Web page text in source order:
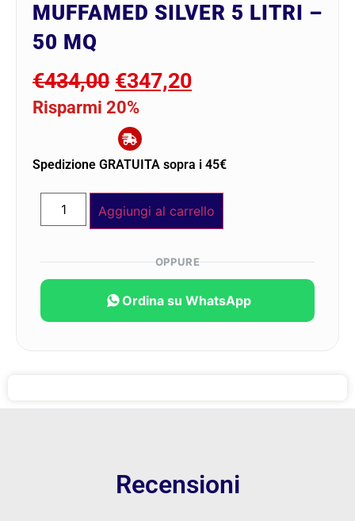
MUFFAMED SILVER 5 LITRI –
50 MQ
€434,00 €347,20
Risparmi 20%
Spedizione GRATUITA sopra i 45€
Aggiungi al carrello
OPPURE
Ordina su WhatsApp
Recensioni